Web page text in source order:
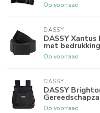
Op voorraad
DASSY
DASSY
met
Op voorraad
DASSY
DASSY
Op voorraad